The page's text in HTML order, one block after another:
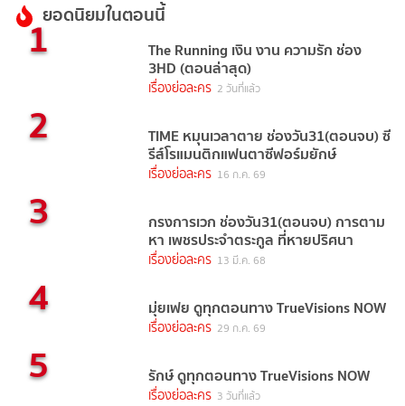
ยอดนิยมในตอนนี้
1 The Running เงิน งาน ความรัก ช่อง
3HD (ตอนล่าสุด)
เรื่องย่อละคร 2 วันที่แล้ว
2 TIME หมุนเวลาตาย ช่องวัน31(ตอนจบ) ซี
รีส์โรแมนติกแฟนตาซีฟอร์มยักษ์
เรื่องย่อละคร 16 ก.ค. 69
3 กรงการเวก ช่องวัน31(ตอนจบ) การตาม
หา เพชรประจำตระกูล ที่หายปริศนา
เรื่องย่อละคร 13 มี.ค. 68
4 มุ่ยเฟย ดูทุกตอนทาง TrueVisions NOW
เรื่องย่อละคร 29 ก.ค. 69
5 รักษ์ ดูทุกตอนทาง TrueVisions NOW
เรื่องย่อละคร 3 วันที่แล้ว